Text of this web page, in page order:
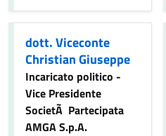
dott. Viceconte
Christian Giuseppe
Incaricato politico -
Vice Presidente
SocietÃ Partecipata
AMGA S.p.A.